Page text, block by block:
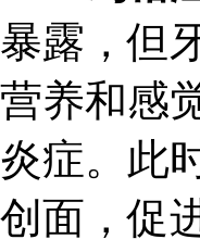
暴露，但
营养和感
炎症。此
创面，促